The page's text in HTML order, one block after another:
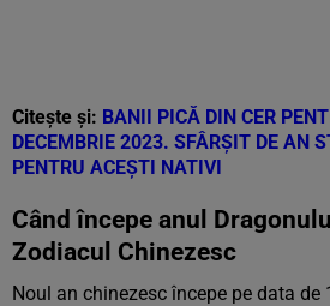
Citește și: BANII PICĂ DIN CER
DECEMBRIE 2023. SFÂRȘIT DE AN
PENTRU ACEȘTI NATIVI
Când începe anul
Zodiacul Chinezesc
Noul an chinezesc începe pe data de